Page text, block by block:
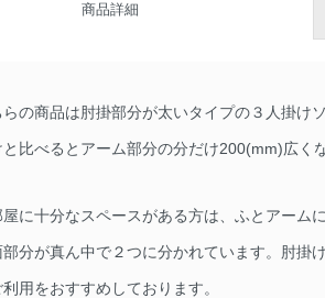
商品詳細
らの商品は肘掛部分が太いタイプの３人掛け
比べるとアーム部分の分だけ200(mm)広く
屋に十分なスペースがある方は、ふとアーム
部分が真ん中で２つに分かれています。肘掛
用をおすすめしております。